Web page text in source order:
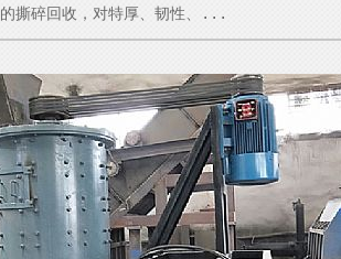
撕碎回收，对特厚、韧性、...